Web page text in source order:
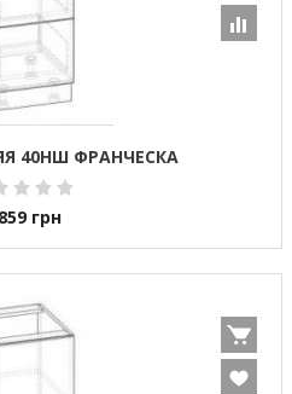
40НШ ФРАНЧЕСКА
грн